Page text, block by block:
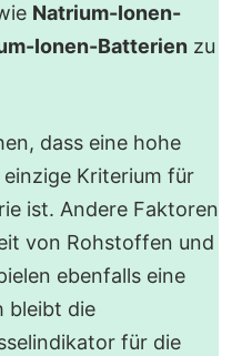
Natrium-Ionen-
Ionen-Batterien zu
dass eine hohe
Kriterium für
ist. Andere Faktoren
von Rohstoffen und
ebenfalls eine
bleibt die
für die